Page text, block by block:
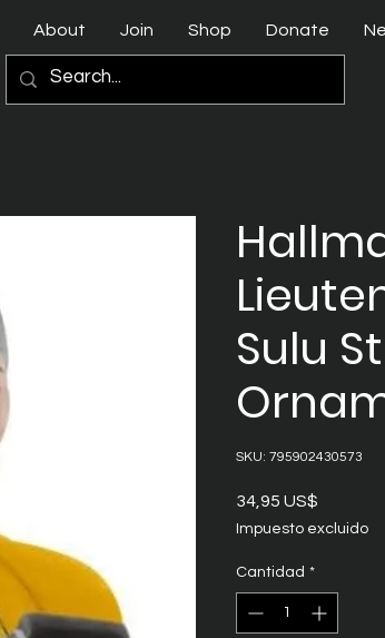
About Join Shop Donate
Sulu
SKU: 795902430573
34,95 US$
Impuesto excluido
Cantidad *